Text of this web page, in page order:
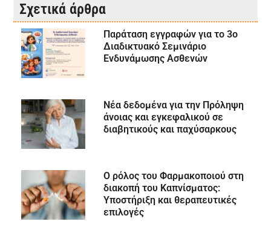
Σχετικά άρθρα
Παράταση εγγραφών για το 3ο
Διαδικτυακό Σεμινάριο
Ενδυνάμωσης Ασθενών
Νέα δεδομένα για την Πρόληψη
άνοιας και εγκεφαλικού σε
διαβητικούς και παχύσαρκους
Ο ρόλος του Φαρμακοποιού στη
διακοπή του Καπνίσματος:
Υποστήριξη και θεραπευτικές
επιλογές